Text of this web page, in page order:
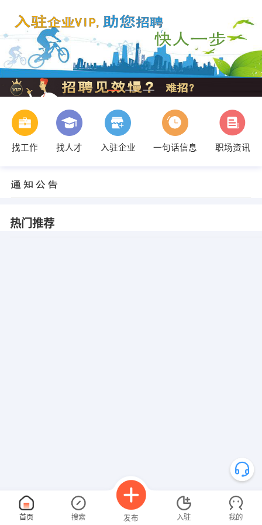
找工作 找人才 入驻企业 一句话信息 职场资讯
热门推荐
首页 搜索 发布 入驻 我的